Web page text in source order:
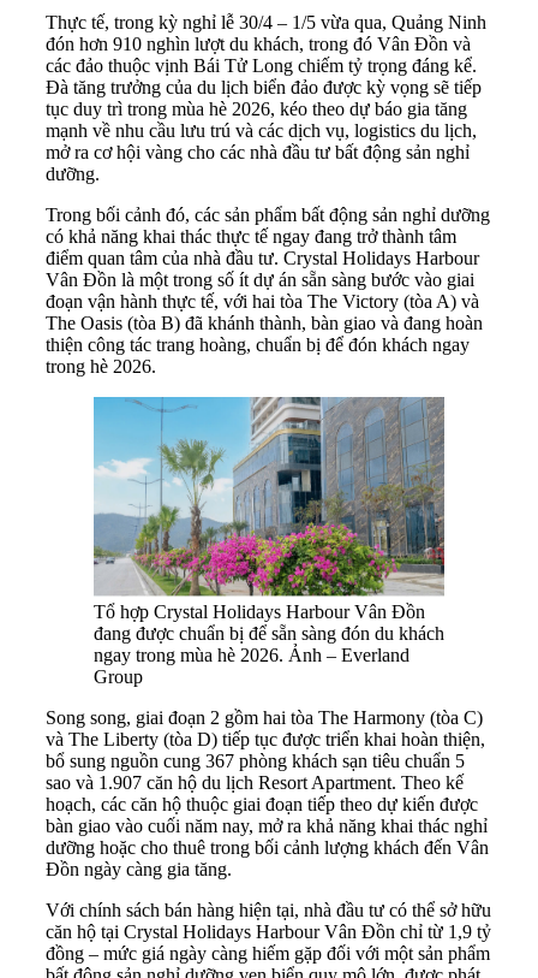
Thực tế, trong kỳ nghỉ lễ 30/4 – 1/5 vừa qua, Quảng Ninh
đón hơn 910 nghìn lượt du khách, trong đó Vân Đồn và
các đảo thuộc vịnh Bái Tử Long chiếm tỷ trọng đáng kể.
Đà tăng trưởng của du lịch biển đảo được kỳ vọng sẽ tiếp
tục duy trì trong mùa hè 2026, kéo theo dự báo gia tăng
mạnh về nhu cầu lưu trú và các dịch vụ, logistics du lịch,
mở ra cơ hội vàng cho các nhà đầu tư bất động sản nghỉ
dưỡng.
Trong bối cảnh đó, các sản phẩm bất động sản nghỉ dưỡng
có khả năng khai thác thực tế ngay đang trở thành tâm
điểm quan tâm của nhà đầu tư. Crystal Holidays Harbour
Vân Đồn là một trong số ít dự án sẵn sàng bước vào giai
đoạn vận hành thực tế, với hai tòa The Victory (tòa A) và
The Oasis (tòa B) đã khánh thành, bàn giao và đang hoàn
thiện công tác trang hoàng, chuẩn bị để đón khách ngay
trong hè 2026.
Tổ hợp Crystal Holidays Harbour Vân Đồn
đang được chuẩn bị để sẵn sàng đón du khách
ngay trong mùa hè 2026. Ảnh – Everland
Group
Song song, giai đoạn 2 gồm hai tòa The Harmony (tòa C)
và The Liberty (tòa D) tiếp tục được triển khai hoàn thiện,
bổ sung nguồn cung 367 phòng khách sạn tiêu chuẩn 5
sao và 1.907 căn hộ du lịch Resort Apartment. Theo kế
hoạch, các căn hộ thuộc giai đoạn tiếp theo dự kiến được
bàn giao vào cuối năm nay, mở ra khả năng khai thác nghỉ
dưỡng hoặc cho thuê trong bối cảnh lượng khách đến Vân
Đồn ngày càng gia tăng.
Với chính sách bán hàng hiện tại, nhà đầu tư có thể sở hữu
căn hộ tại Crystal Holidays Harbour Vân Đồn chỉ từ 1,9 tỷ
đồng – mức giá ngày càng hiếm gặp đối với một sản phẩm